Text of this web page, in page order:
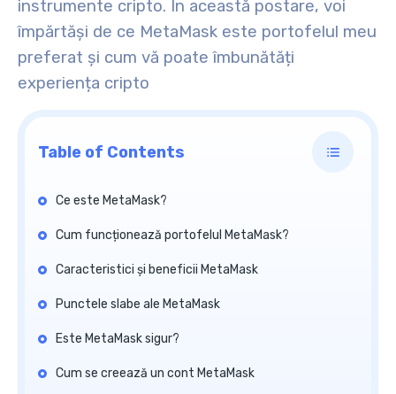
instrumente cripto. În această postare, voi
împărtăși de ce MetaMask este portofelul meu
preferat și cum vă poate îmbunătăți
experiența cripto
Table of Contents
Ce este MetaMask?
Cum funcționează portofelul MetaMask?
Caracteristici și beneficii MetaMask
Punctele slabe ale MetaMask
Este MetaMask sigur?
Cum se creează un cont MetaMask